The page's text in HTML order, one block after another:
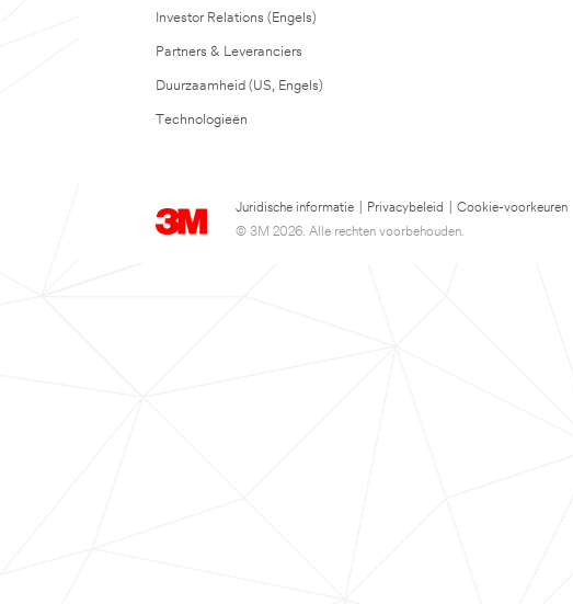
Investor Relations (Engels)
Partners & Leveranciers
Duurzaamheid (US, Engels)
Technologieën
Juridische informatie Privacybeleid
Cookie-voorkeuren
© 3M 2026. Alle rechten voorbehouden.